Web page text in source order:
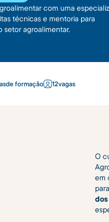
com uma
técnicas e mentoria para
agroalimentar.
de formação 12vagas
O
em